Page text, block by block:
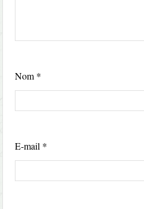
Nom *
E-mail *